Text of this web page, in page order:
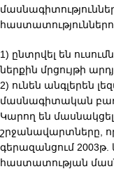
1) ընտրվել են
ներքին մրցույթի
2) ունեն անգլերեն
մասնագիտական
Կարող են
շրջանավարտները,
գերազանցում
հաստատության